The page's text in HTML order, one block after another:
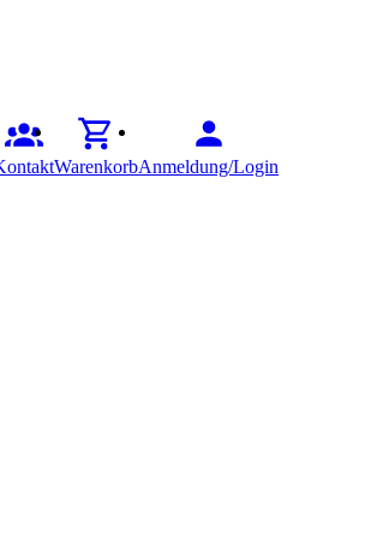
WarenkorbAnmeldung/Login